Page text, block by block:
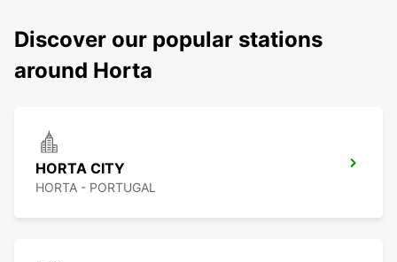
Discover our popular stations
around Horta
HORTA CITY
HORTA - PORTUGAL